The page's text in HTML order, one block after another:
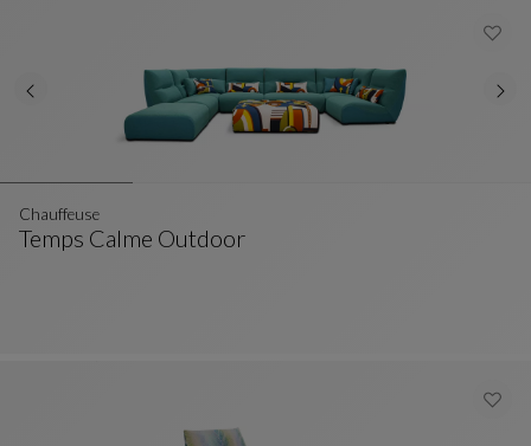
Temps Calme Outdoor
Chauffeuse